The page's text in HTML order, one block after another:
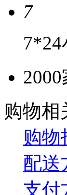
7
7*24
购物相
购物
配送
支付